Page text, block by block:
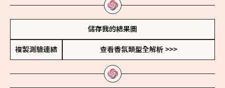
儲存我的結果圖
複製測驗連結 查看香氛類型全解析 >>>